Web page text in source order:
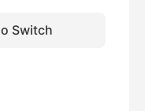
Switch